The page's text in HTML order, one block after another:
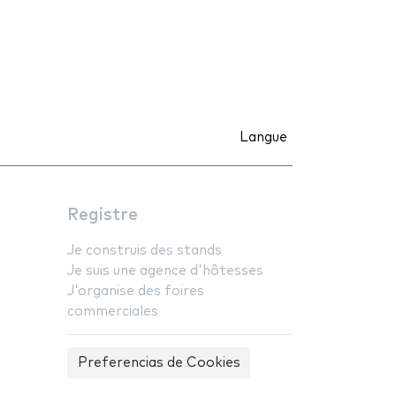
Langue
Registre
Je construis des stands
Je suis une agence d'hôtesses
J'organise des foires
commerciales
Preferencias de Cookies